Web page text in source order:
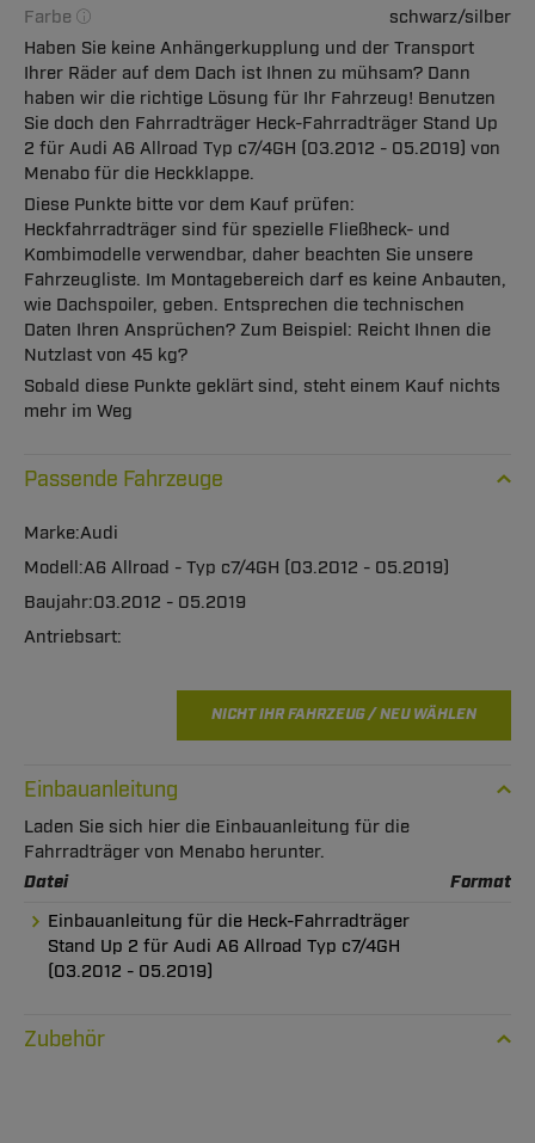
Farbe
schwarz/silber
Haben Sie keine Anhängerkupplung und der Transport
Ihrer Räder auf dem Dach ist Ihnen zu mühsam? Dann
haben wir die richtige Lösung für Ihr Fahrzeug! Benutzen
Sie doch den Fahrradträger Heck-Fahrradträger Stand Up
2 für Audi A6 Allroad Typ c7/4GH (03.2012 - 05.2019) von
Menabo für die Heckklappe.
Diese Punkte bitte vor dem Kauf prüfen:
Heckfahrradträger sind für spezielle Fließheck- und
Kombimodelle verwendbar, daher beachten Sie unsere
Fahrzeugliste. Im Montagebereich darf es keine Anbauten,
wie Dachspoiler, geben. Entsprechen die technischen
Daten Ihren Ansprüchen? Zum Beispiel: Reicht Ihnen die
Nutzlast von 45 kg?
Sobald diese Punkte geklärt sind, steht einem Kauf nichts
mehr im Weg
Passende Fahrzeuge
Audi
A6 Allroad - Typ c7/4GH (03.2012 - 05.2019)
03.2012 - 05.2019
NICHT IHR FAHRZEUG / NEU WÄHLEN
Einbauanleitung
Laden Sie sich hier die Einbauanleitung für die
Fahrradträger von Menabo herunter.
Datei Format
Einbauanleitung für die Heck-Fahrradträger
Stand Up 2 für Audi A6 Allroad Typ c7/4GH
(03.2012 - 05.2019)
Zubehör